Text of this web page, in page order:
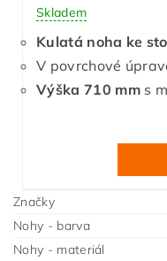
Skladem
Kulatá noha ke
V povrchové
Výška 710 mm s
Značky
Nohy - barva
Nohy - materiál